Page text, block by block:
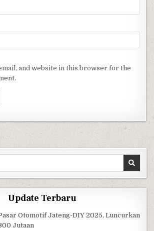
and website in this browser for the
Update Terbaru
Otomotif Jateng-DIY 2025, Luncurkan
Jutaan